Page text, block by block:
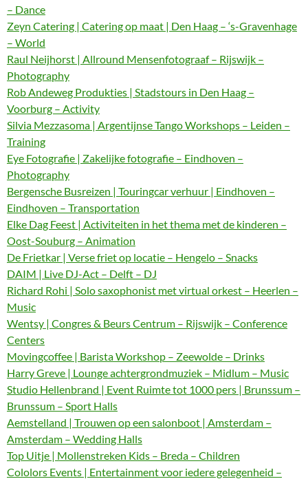
– Dance
Zeyn Catering | Catering op maat | Den Haag – ‘s-Gravenhage
– World
Raul Neijhorst | Allround Mensenfotograaf – Rijswijk –
Photography
Rob Andeweg Produkties | Stadstours in Den Haag –
Voorburg – Activity
Silvia Mezzasoma | Argentijnse Tango Workshops – Leiden –
Training
Eye Fotografie | Zakelijke fotografie – Eindhoven –
Photography
Bergensche Busreizen | Touringcar verhuur | Eindhoven –
Eindhoven – Transportation
Elke Dag Feest | Activiteiten in het thema met de kinderen –
Oost-Souburg – Animation
De Frietkar | Verse friet op locatie – Hengelo – Snacks
DAIM | Live DJ-Act – Delft – DJ
Richard Rohi | Solo saxophonist met virtual orkest – Heerlen –
Music
Wentsy | Congres & Beurs Centrum – Rijswijk – Conference
Centers
Movingcoffee | Barista Workshop – Zeewolde – Drinks
Harry Greve | Lounge achtergrondmuziek – Midlum – Music
Studio Hellenbrand | Event Ruimte tot 1000 pers | Brunssum –
Brunssum – Sport Halls
Aemstelland | Trouwen op een salonboot | Amsterdam –
Amsterdam – Wedding Halls
Top Uitje | Mollenstreken Kids – Breda – Children
Cololors Events | Entertainment voor iedere gelegenheid –